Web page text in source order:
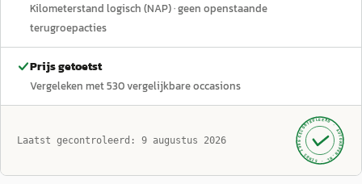
Kilometerstand logisch (NAP)· geen openstaande
terugroepacties
Prijs getoetst
Vergeleken met530vergelijkbare occasions
Laatst gecontroleerd: 9 augustus 2026 GECONTROLEERD ·
AUTOKOPEN.NL
· SINDS 1999 ·